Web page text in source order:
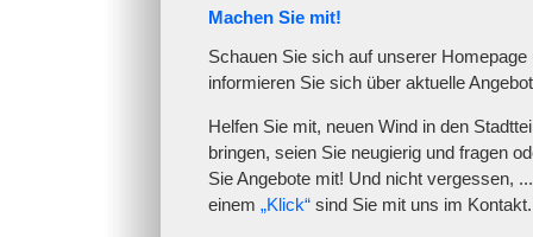
Machen Sie mit!
Schauen Sie sich auf unserer Homepage
informieren Sie sich über aktuelle
Helfen Sie mit, neuen Wind in den
bringen, seien Sie neugierig und fragen
Sie Angebote mit! Und nicht vergessen,
einem „Klick“sind Sie mit uns im Kontakt.